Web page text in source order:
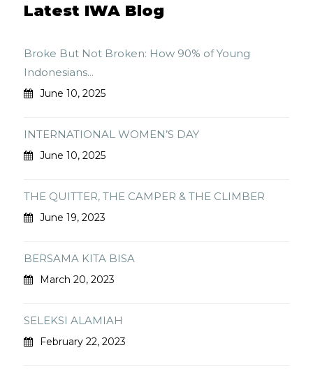
Latest IWA Blog
Broke But Not Broken: How 90% of Young
Indonesians...
June 10, 2025
INTERNATIONAL WOMEN’S DAY
June 10, 2025
THE QUITTER, THE CAMPER & THE CLIMBER
June 19, 2023
BERSAMA KITA BISA
March 20, 2023
SELEKSI ALAMIAH
February 22, 2023